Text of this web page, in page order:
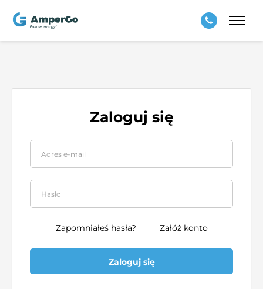
Zaloguj się
Zapomniałeś hasła? Załóż konto
Zaloguj się